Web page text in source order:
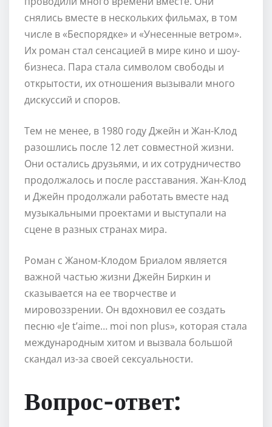
снялись вместе в нескольких фильмах, в том
числе в «Беспорядке» и «Унесенные ветром».
Их роман стал сенсацией в мире кино и шоу-
бизнеса. Пара стала символом свободы и
открытости, их отношения вызывали много
дискуссий и споров.
Тем не менее, в 1980 году Джейн и Жан-Клод
разошлись после 12 лет совместной жизни.
Они остались друзьями, и их сотрудничество
продолжалось и после расставания. Жан-Клод
и Джейн продолжали работать вместе над
музыкальными проектами и выступали на
сцене в разных странах мира.
Роман с Жаном-Клодом Бриалом является
важной частью жизни Джейн Биркин и
сказывается на ее творчестве и
мировоззрении. Он вдохновил ее создать
песню «Je t’aime… moi non plus», которая стала
международным хитом и вызвала большой
скандал из-за своей сексуальности.
Вопрос-ответ: